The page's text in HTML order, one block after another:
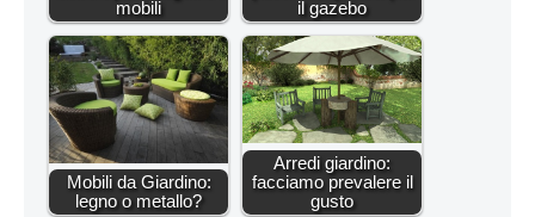
mobili
il gazebo
Mobili da Giardino:
legno o metallo?
Arredi giardino:
facciamo prevalere il
gusto